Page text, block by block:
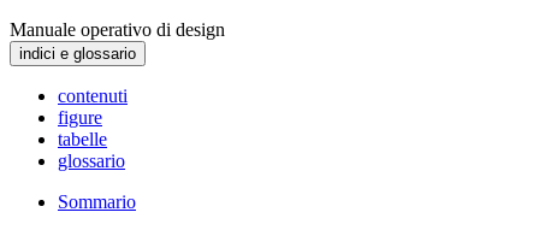
Manuale operativo di design
indici e glossario
contenuti
figure
tabelle
glossario
Sommario